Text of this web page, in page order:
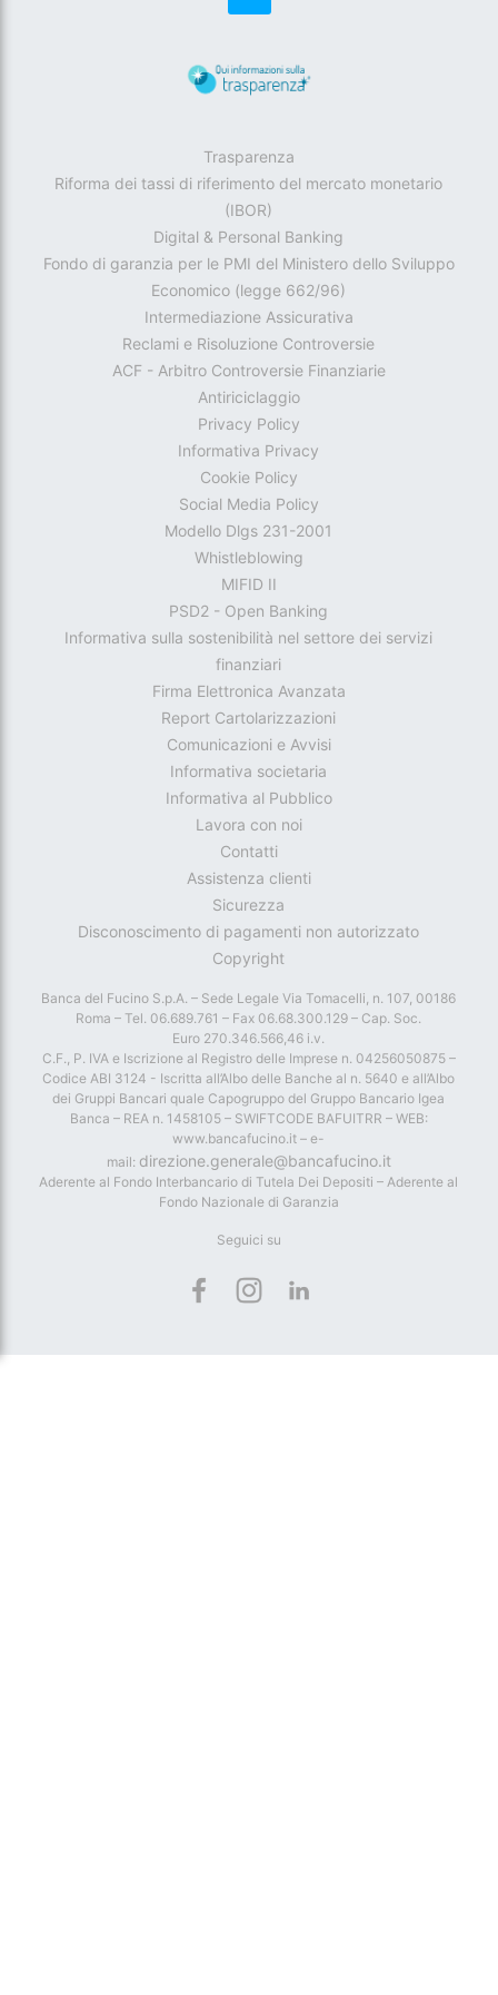
Trasparenza
Riforma dei tassi di riferimento del mercato monetario
(IBOR)
Digital & Personal Banking
Fondo di garanzia per le PMI del Ministero dello Sviluppo
Economico (legge 662/96)
Intermediazione Assicurativa
Reclami e Risoluzione Controversie
ACF - Arbitro Controversie Finanziarie
Antiriciclaggio
Privacy Policy
Informativa Privacy
Cookie Policy
Social Media Policy
Modello Dlgs 231-2001
Whistleblowing
MIFID II
PSD2 - Open Banking
Informativa sulla sostenibilità nel settore dei servizi
finanziari
Firma Elettronica Avanzata
Report Cartolarizzazioni
Comunicazioni e Avvisi
Informativa societaria
Informativa al Pubblico
Lavora con noi
Contatti
Assistenza clienti
Sicurezza
Disconoscimento di pagamenti non autorizzato
Copyright
Banca del Fucino S.p.A. – Sede Legale Via Tomacelli, n. 107, 00186
Roma – Tel. 06.689.761 – Fax 06.68.300.129 – Cap. Soc.
Euro 270.346.566,46 i.v.
C.F., P. IVA e Iscrizione al Registro delle Imprese n. 04256050875 –
Codice ABI 3124 - Iscritta all’Albo delle Banche al n. 5640 e all’Albo
dei Gruppi Bancari quale Capogruppo del Gruppo Bancario Igea
Banca – REA n. 1458105 – SWIFTCODE BAFUITRR – WEB:
www.bancafucino.it – e-
mail: direzione.generale@bancafucino.it
Aderente al Fondo Interbancario di Tutela Dei Depositi – Aderente al
Fondo Nazionale di Garanzia
Seguici su